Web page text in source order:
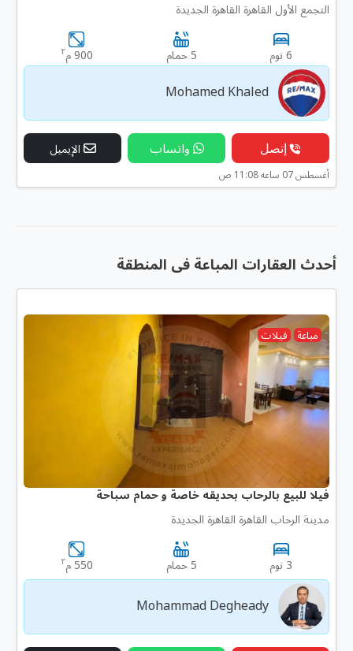
التجمع الأول القاهرة القاهرة الجديدة
6 نوم 5 حمام 900 م ٢
Mohamed Khaled
إتصل واتساب الإيميل
أغسطس 07 ساعه 11:08 ص
أحدث العقارات المباعة فى المنطقة
مباعة فيلات
فيلا للبيع بالرحاب بحديقه خاصة و حمام سباحة
مدينة الرحاب القاهرة القاهرة الجديدة
3 نوم 5 حمام 550 م ٢
Mohammad Degheady